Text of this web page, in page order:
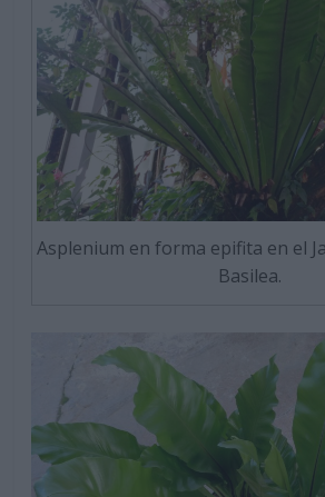
Asplenium en forma epifita en el
Basilea.